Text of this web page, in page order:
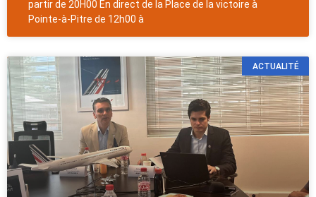
partir de 20H00 En direct de la Place de la victoire à
Pointe-à-Pitre de 12h00 à
ACTUALITÉ